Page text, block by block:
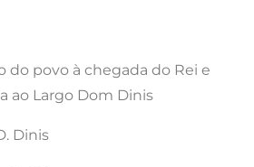
do povo à chegada do Rei e
ao Largo Dom Dinis
Dinis